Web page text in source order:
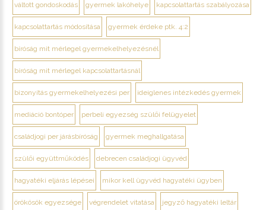
váltott gondoskodás gyermek lakóhelye kapcsolattartás szabályozása
kapcsolattartás módosítása gyermek érdeke ptk. 4:2
bíróság mit mérlegel gyermekelhelyezésnél
bíróság mit mérlegel kapcsolattartásnál
bizonyítás gyermekelhelyezési per ideiglenes intézkedés gyermek
mediáció bontóper perbeli egyezség szülői felügyelet
családjogi per járásbíróság gyermek meghallgatása
szülői együttműködés debrecen családjogi ügyvéd
hagyatéki eljárás lépései mikor kell ügyvéd hagyatéki ügyben
örökösök egyezsége végrendelet vitatása jegyző hagyatéki leltár